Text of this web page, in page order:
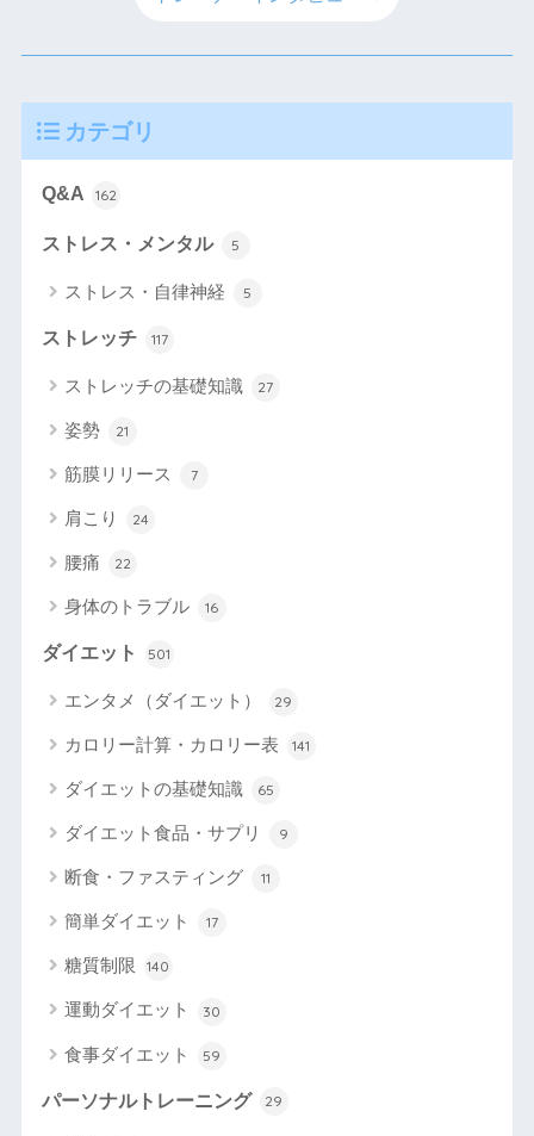
カテゴリ
Q&A 162
ストレス・メンタル 5
ストレス・自律神経 5
ストレッチ 117
ストレッチの基礎知識 27
姿勢 21
筋膜リリース 7
肩こり 24
腰痛 22
身体のトラブル 16
ダイエット 501
エンタメ（ダイエット） 29
カロリー計算・カロリー表 141
ダイエットの基礎知識 65
ダイエット食品・サプリ 9
断食・ファスティング 11
簡単ダイエット 17
糖質制限 140
運動ダイエット 30
食事ダイエット 59
パーソナルトレーニング 29